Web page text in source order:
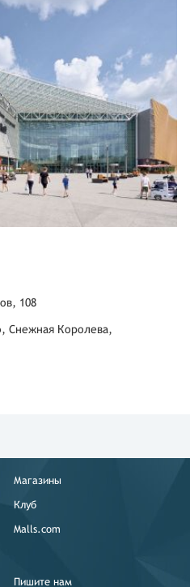
108
Снежная Королева,
Магазины
Клуб
Malls.com
Пишите нам